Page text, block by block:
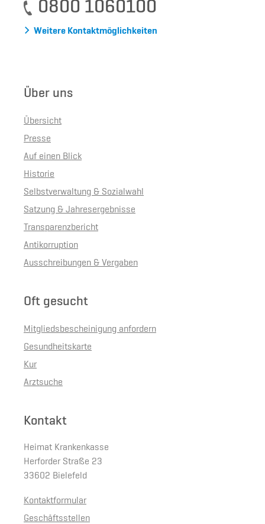
0800 1060100
Weitere Kontaktmöglichkeiten
Über uns
Übersicht
Presse
Auf einen Blick
Historie
Selbstverwaltung & Sozialwahl
Satzung & Jahresergebnisse
Transparenzbericht
Antikorruption
Ausschreibungen & Vergaben
Oft gesucht
Mitgliedsbescheinigung anfordern
Gesundheitskarte
Kur
Arztsuche
Kontakt
Heimat Krankenkasse
Herforder Straße 23
33602 Bielefeld
Kontaktformular
Geschäftsstellen